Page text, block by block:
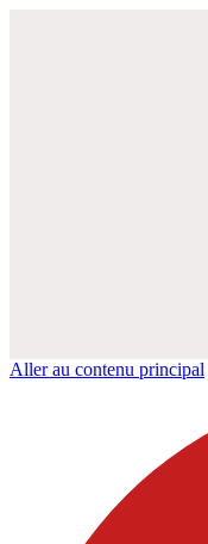
Aller au contenu principal